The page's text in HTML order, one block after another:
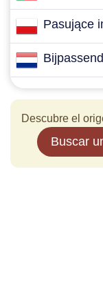
Pasujące
Descubre el
Buscar